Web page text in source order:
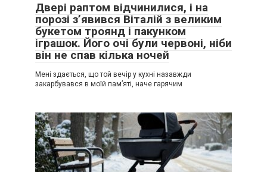
Двері раптом відчинилися, і на
порозі з’явився Віталій з великим
букетом троянд і пакунком
іграшок. Його очі були червоні, ніби
він не спав кілька ночей
Мені здається, що той вечір у кухні назавжди
закарбувався в моїй пам’яті, наче гарячим